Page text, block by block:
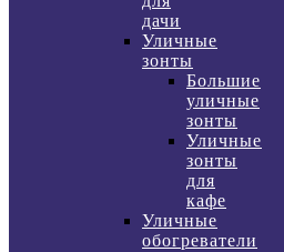
дачи
Уличные
зонты
Большие
уличные
зонты
Уличные
зонты
для
кафе
Уличные
обогреватели